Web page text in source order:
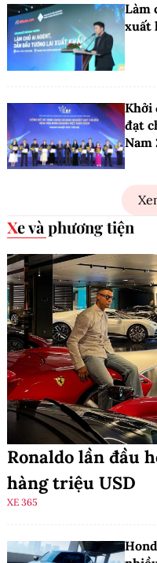
Làm
xuất
Khởi
đạt
Nam
Xe và phương tiện
Ronaldo lần đầu
hàng triệu USD
XE 365